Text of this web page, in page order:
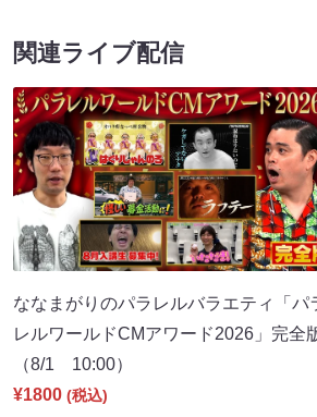
関連ライブ配信
ななまがりのパラレルバラエティ「パ
レルワールドCMアワード2026」完全
（8/1 10:00）
¥1800 (税込)